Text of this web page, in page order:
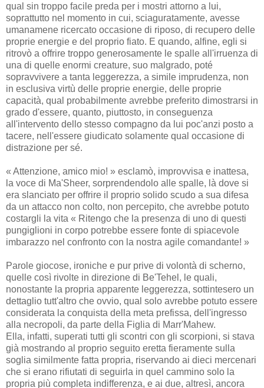
qual sin troppo facile preda per i mostri attorno a lui,
soprattutto nel momento in cui, sciaguratamente, avesse
umanamene ricercato occasione di riposo, di recupero delle
proprie energie e del proprio fiato. E quando, alfine, egli si
ritrovò a offrire troppo generosamente le spalle all'irruenza di
una di quelle enormi creature, suo malgrado, poté
sopravvivere a tanta leggerezza, a simile imprudenza, non
in esclusiva virtù delle proprie energie, delle proprie
capacità, qual probabilmente avrebbe preferito dimostrarsi in
grado d'essere, quanto, piuttosto, in conseguenza
all'intervento dello stesso compagno da lui poc'anzi posto a
tacere, nell'essere giudicato solamente qual occasione di
distrazione per sé.
« Attenzione, amico mio! » esclamò, improvvisa e inattesa,
la voce di Ma'Sheer, sorprendendolo alle spalle, là dove si
era slanciato per offrire il proprio solido scudo a sua difesa
da un attacco non colto, non percepito, che avrebbe potuto
costargli la vita « Ritengo che la presenza di uno di questi
pungiglioni in corpo potrebbe essere fonte di spiacevole
imbarazzo nel confronto con la nostra agile comandante! »
Parole giocose, ironiche e pur prive di volontà di scherno,
quelle così rivolte in direzione di Be'Tehel, le quali,
nonostante la propria apparente leggerezza, sottintesero un
dettaglio tutt'altro che ovvio, qual solo avrebbe potuto essere
considerata la conquista della meta prefissa, dell'ingresso
alla necropoli, da parte della Figlia di Marr'Mahew.
Ella, infatti, superati tutti gli scontri con gli scorpioni, si stava
già mostrando al proprio seguito eretta fieramente sulla
soglia similmente fatta propria, riservando ai dieci mercenari
che si erano rifiutati di seguirla in quel cammino solo la
propria più completa indifferenza, e ai due, altresì, ancora